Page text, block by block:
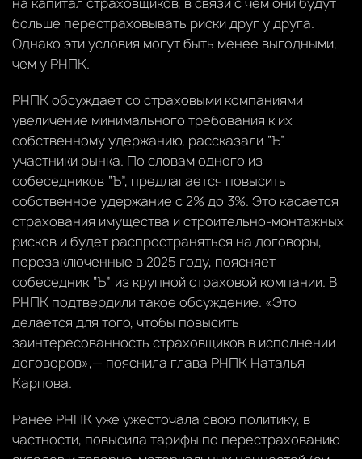
больше перестраховывать риски друг у друга.
Однако эти условия могут быть менее выгодными,
чем у РНПК.
РНПК обсуждает со страховыми компаниями
увеличение минимального требования к их
собственному удержанию, рассказали “Ъ”
участники рынка. По словам одного из
собеседников “Ъ”, предлагается повысить
собственное удержание с 2% до 3%. Это касается
страхования имущества и строительно-монтажных
рисков и будет распространяться на договоры,
перезаключенные в 2025 году, поясняет
собеседник “Ъ” из крупной страховой компании. В
РНПК подтвердили такое обсуждение. «Это
делается для того, чтобы повысить
заинтересованность страховщиков в исполнении
договоров»,— пояснила глава РНПК Наталья
Карпова.
Ранее РНПК уже ужесточала свою политику, в
частности, повысила тарифы по перестрахованию